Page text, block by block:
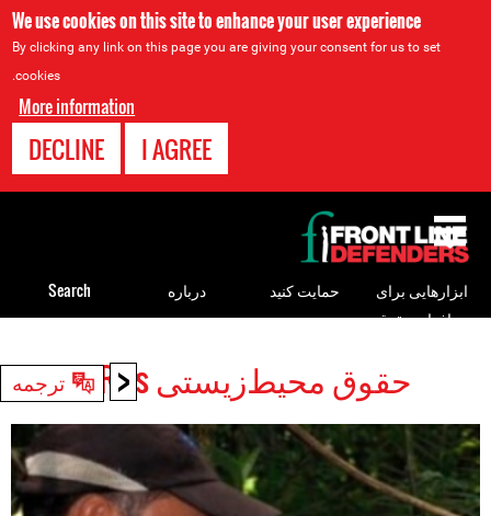
We use cookies on this site to enhance your user experience
By clicking any link on this page you are giving your consent for us to set
cookies.
More information
I AGREE
DECLINE
< ترجمه
top
حقوق محیط‌زیستی HRDs
to
top
ابزارهایی برای
مدافعان حقوق
حمایت کنید درباره Search